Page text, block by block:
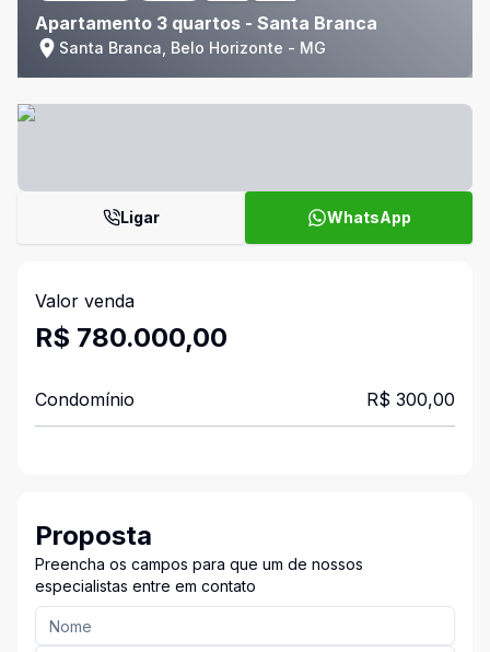
Apartamento 3 quartos - Santa Branca
Santa Branca, Belo Horizonte - MG
Ligar WhatsApp
Valor venda
R$ 780.000,00
Condomínio R$ 300,00
Proposta
Preencha os campos para que um de nossos
especialistas entre em contato